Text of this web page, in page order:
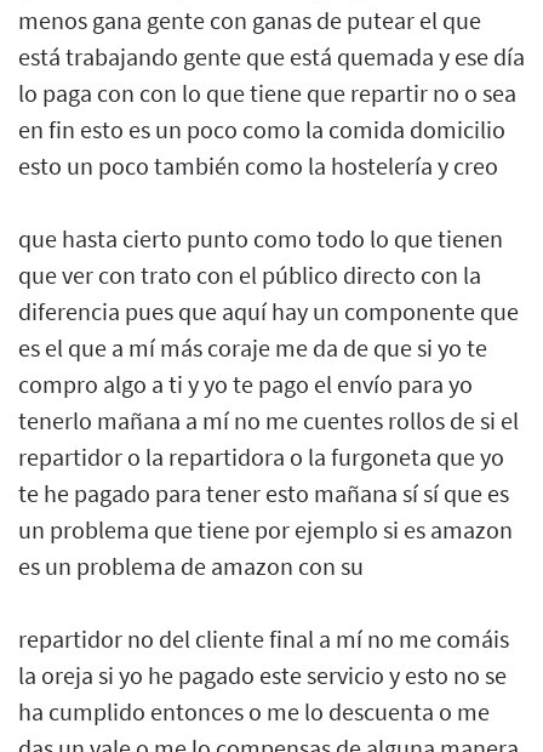
menos gana gente con ganas de putear el que
está trabajando gente que está quemada y ese día
lo paga con con lo que tiene que repartir no o sea
en fin esto es un poco como la comida domicilio
esto un poco también como la hostelería y creo
que hasta cierto punto como todo lo que tienen
que ver con trato con el público directo con la
diferencia pues que aquí hay un componente que
es el que a mí más coraje me da de que si yo te
compro algo a ti y yo te pago el envío para yo
tenerlo mañana a mí no me cuentes rollos de si el
repartidor o la repartidora o la furgoneta que yo
te he pagado para tener esto mañana sí sí que es
un problema que tiene por ejemplo si es amazon
es un problema de amazon con su
repartidor no del cliente final a mí no me comáis
la oreja si yo he pagado este servicio y esto no se
ha cumplido entonces o me lo descuenta o me